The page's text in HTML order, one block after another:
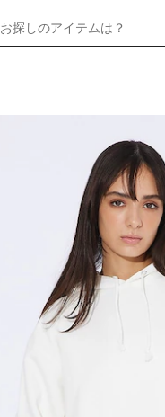
お探しのアイテムは？